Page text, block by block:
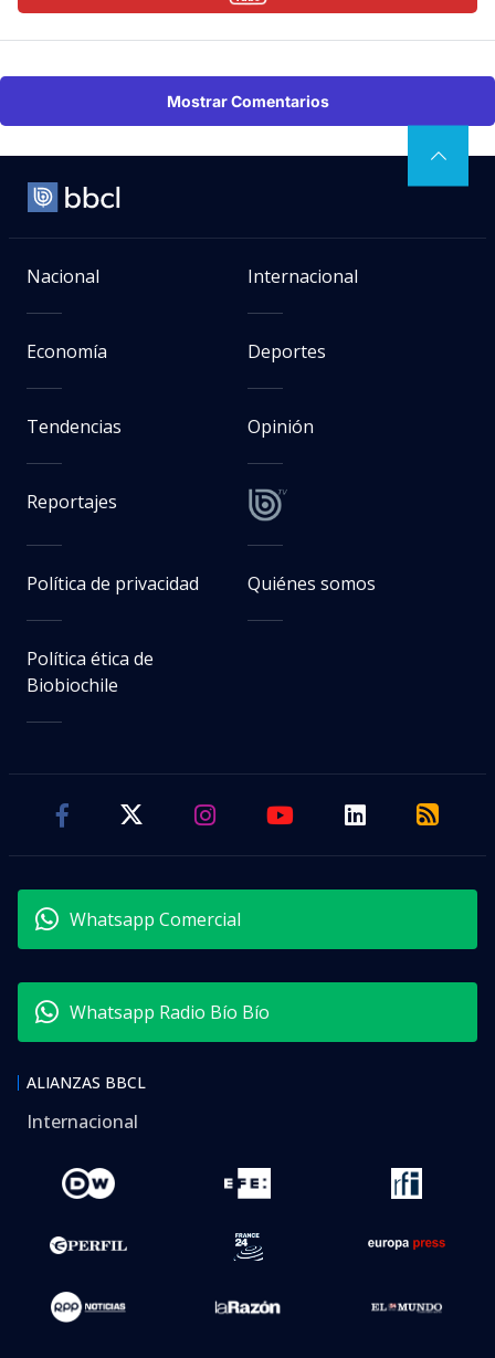
Mostrar Comentarios
Nacional Internacional
Economía Deportes
Tendencias Opinión
Reportajes
Política de privacidad Quiénes somos
Política ética de
Biobiochile
Whatsapp Comercial
Whatsapp Radio Bío Bío
ALIANZAS BBCL
Internacional